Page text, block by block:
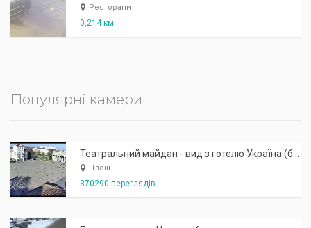
Ресторани
0,214 км.
Популярні камери
Площі
370290 переглядів